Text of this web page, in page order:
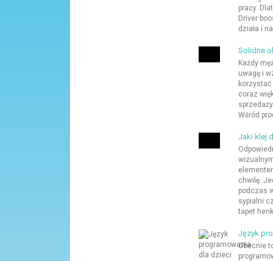
pracy.
Driver
działa i
Solidne
Każdy
uwagę i
coraz
Wśród
Jaki klej
chwilę.
podczas
sypialni
tapet
Język
Obecnie